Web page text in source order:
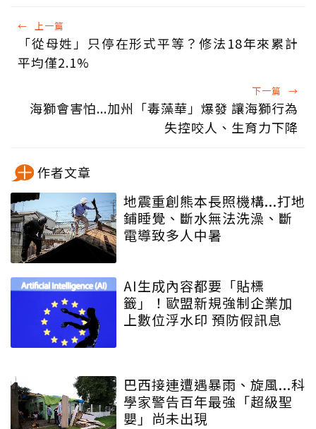
← 上一篇
「從母姓」只停在形式平等？修法18年來累計
平均僅2.1%
下一篇 →
海獅會害怕...加州「毒藻華」爆發 讓海獅行為
失控咬人、生育力下降
作者文章
地震重創熊本長照機構...打地
鋪睡覺、斷水無法洗澡、斷
電導致多人中暑
AI生成內容都要「貼標
籤」！歐盟新規強制企業加
上數位浮水印 預防假訊息
巴西接連遭遇暴雨、旋風...科
學家警告百年最強「超級聖
嬰」尚未出現